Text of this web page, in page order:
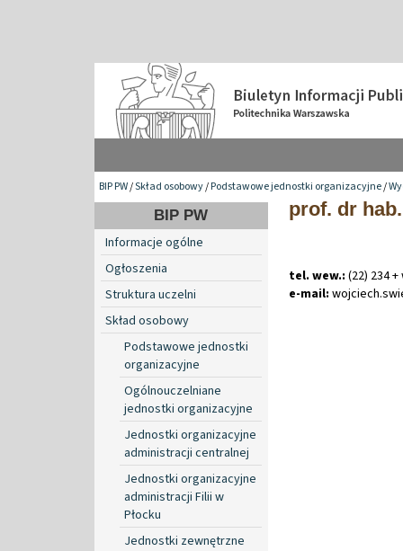
BIP PW/Skład osobowy/Podstawowe jednostki organizacyjne/
BIP PW
Informacje ogólne
Ogłoszenia
Struktura uczelni
Skład osobowy
Podstawowe jednostki
organizacyjne
Ogólnouczelniane
jednostki organizacyjne
Jednostki organizacyjne
administracji centralnej
Jednostki organizacyjne
administracji Filii w
Płocku
Jednostki zewnętrzne
prof. dr
tel. wew.: (22) 234
e-mail: wojciech.